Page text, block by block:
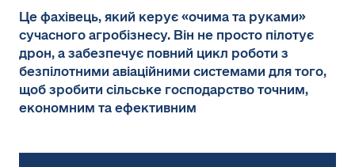
Це фахівець, який керує «очима та руками»
сучасного агробізнесу. Він не просто пілотує
дрон, а забезпечує повний цикл роботи з
безпілотними авіаційними системами для того,
щоб зробити сільське господарство точним,
економним та ефективним